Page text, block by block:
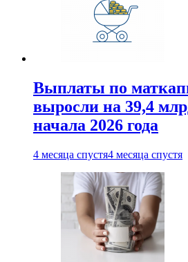
Выплаты по
выросли на 39,4
начала 2026 года
4 месяца спустя4 месяца спустя